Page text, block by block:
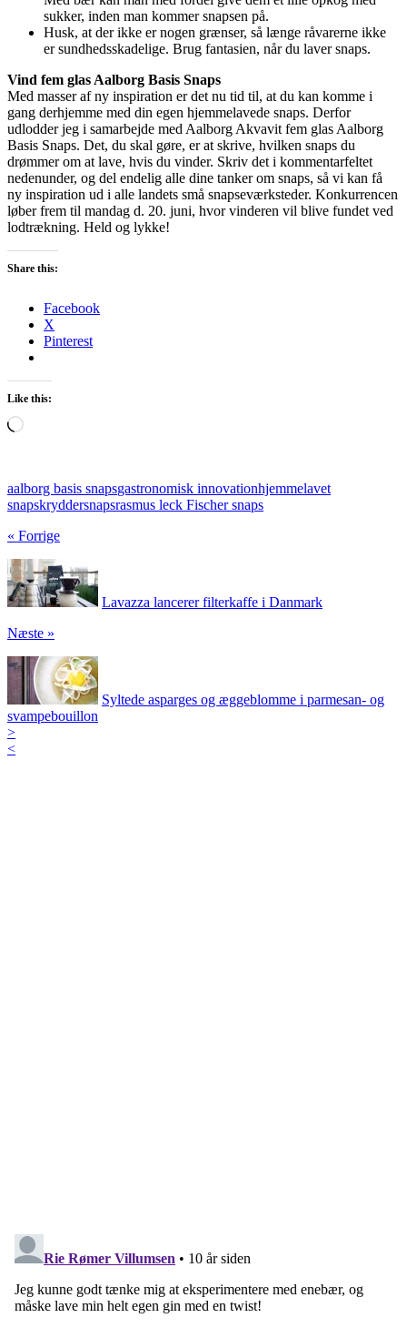
sukker, inden man kommer snapsen på.
Husk, at der ikke er nogen grænser, så længe råvarerne ikke
er sundhedsskadelige. Brug fantasien, når du laver snaps.
Vind fem glas Aalborg Basis Snaps
Med masser af ny inspiration er det nu tid til, at du kan komme i
gang derhjemme med din egen hjemmelavede snaps. Derfor
udlodder jeg i samarbejde med Aalborg Akvavit fem glas Aalborg
Basis Snaps. Det, du skal gøre, er at skrive, hvilken snaps du
drømmer om at lave, hvis du vinder. Skriv det i kommentarfeltet
nedenunder, og del endelig alle dine tanker om snaps, så vi kan få
ny inspiration ud i alle landets små snapseværksteder. Konkurrencen
løber frem til mandag d. 20. juni, hvor vinderen vil blive fundet ved
lodtrækning. Held og lykke!
Share this:
Facebook
X
Pinterest
Like this:
Loading…
aalborg basis snapsgastronomisk innovationhjemmelavet
snapskryddersnapsrasmus leck Fischer snaps
« Forrige
Lavazza lancerer filterkaffe i Danmark
Næste »
Syltede asparges og æggeblomme i parmesan- og
svampebouillon
>
<